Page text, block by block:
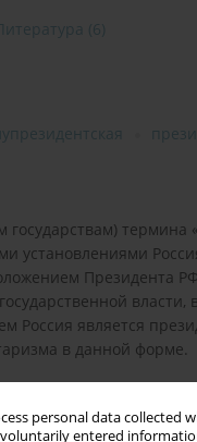
personal data collected
entered
(6)
термина
установлениями
Президента РФ
Россия является
в данной форме.